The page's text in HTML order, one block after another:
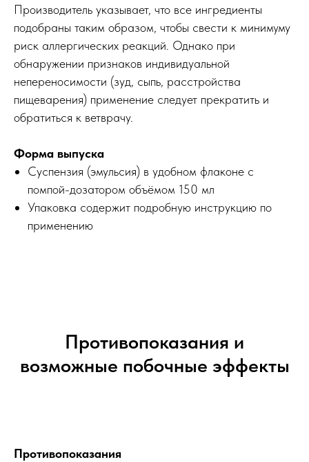
Производитель указывает, что все ингредиенты
подобраны таким образом, чтобы свести к минимуму
риск аллергических реакций. Однако при
обнаружении признаков индивидуальной
непереносимости (зуд, сыпь, расстройства
пищеварения) применение следует прекратить и
обратиться к ветврачу.
Форма выпуска
Суспензия (эмульсия) в удобном флаконе с
помпой-дозатором объёмом 150 мл
Упаковка содержит подробную инструкцию по
применению
Противопоказания и
возможные побочные эффекты
Противопоказания